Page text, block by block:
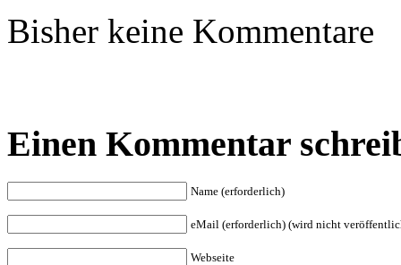
Bisher keine Kommentare
Einen Kommentar
Name (erforderlich)
eMail (erforderlich) (wird nicht
Webseite